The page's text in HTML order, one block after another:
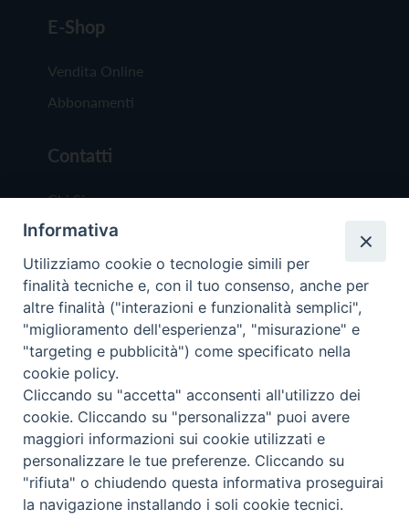
E-Shop
Vendita Online
Abbonamenti
Contatti
Chi Siamo
Redazione
Scrivici
Copyright © 2019 - Tutti i diritti riservati - Vita
Trentina Editrice
Privacy Policy
Torna
Informativa
Utilizziamo cookie o tecnologie simili per
finalità tecniche e, con il tuo consenso, anche per
altre finalità ("interazioni e funzionalità semplici",
"miglioramento dell'esperienza", "misurazione" e
"targeting e pubblicità") come specificato nella
cookie policy.
Cliccando su "accetta" acconsenti all'utilizzo dei
cookie. Cliccando su "personalizza" puoi avere
maggiori informazioni sui cookie utilizzati e
personalizzare le tue preferenze. Cliccando su
"rifiuta" o chiudendo questa informativa proseguirai
la navigazione installando i soli cookie tecnici.